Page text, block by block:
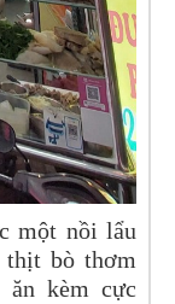
một nồi lẩu
thịt bò thơm
kèm cực